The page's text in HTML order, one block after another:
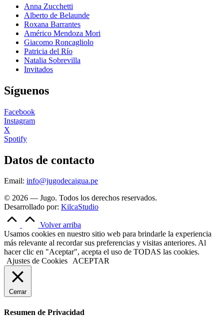
Anna Zucchetti
Alberto de Belaunde
Roxana Barrantes
Américo Mendoza Mori
Giacomo Roncagliolo
Patricia del Río
Natalia Sobrevilla
Invitados
Síguenos
Facebook
Instagram
X
Spotify
Datos de contacto
Email: info@jugodecaigua.pe
© 2026 — Jugo. Todos los derechos reservados.
Desarrollado por: KilcaStudio
Volver arriba
Usamos cookies en nuestro sitio web para brindarle la experiencia
más relevante al recordar sus preferencias y visitas anteriores. Al
hacer clic en "Aceptar", acepta el uso de TODAS las cookies.
Ajustes de Cookies ACEPTAR
Cerrar
Resumen de Privacidad